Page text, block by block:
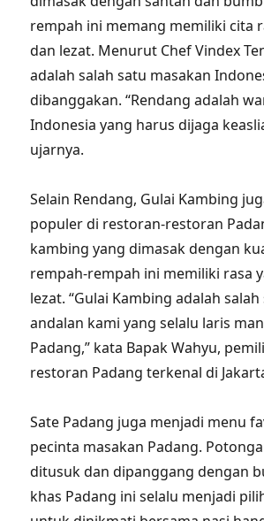
rempah ini memang memiliki cita
dan lezat. Menurut Chef Vindex
adalah salah satu masakan
dibanggakan. “Rendang adalah
Indonesia yang harus dijaga
ujarnya.
Selain Rendang, Gulai Kambing
populer di restoran-restoran
kambing yang dimasak dengan
rempah-rempah ini memiliki rasa
lezat. “Gulai Kambing adalah
andalan kami yang selalu laris
Padang,” kata Bapak Wahyu,
restoran Padang terkenal di
Sate Padang juga menjadi menu
pecinta masakan Padang.
ditusuk dan dipanggang dengan
khas Padang ini selalu menjadi